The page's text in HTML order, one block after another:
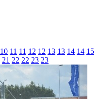
10 11 11 12 12 13 13 14 14 15
21 22 22 23 23